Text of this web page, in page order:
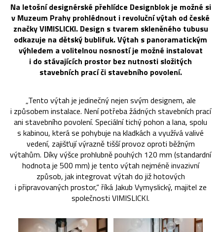
Na letošní designérské přehlídce Designblok je možné si
v Muzeum Prahy prohlédnout i revoluční výtah od české
značky VIMISLICKI. Design s tvarem skleněného tubusu
odkazuje na dětský bublifuk. Výtah s panoramatickým
výhledem a volitelnou nosností je možné instalovat
i do stávajících prostor bez nutnosti složitých
stavebních prací či stavebního povolení.
„Tento výtah je jedinečný nejen svým designem, ale
i způsobem instalace. Není potřeba žádných stavebních prací
ani stavebního povolení. Speciální tichý pohon a lana, spolu
s kabinou, která se pohybuje na kladkách a využívá valivé
vedení, zajišťují výrazně tišší provoz oproti běžným
výtahům. Díky výšce prohlubně pouhých 120 mm (standardní
hodnota je 500 mm) je tento výtah nejméně invazivní
způsob, jak integrovat výtah do již hotových
i připravovaných prostor,“ říká Jakub Vymyslický, majitel ze
společnosti VIMISLICKI.